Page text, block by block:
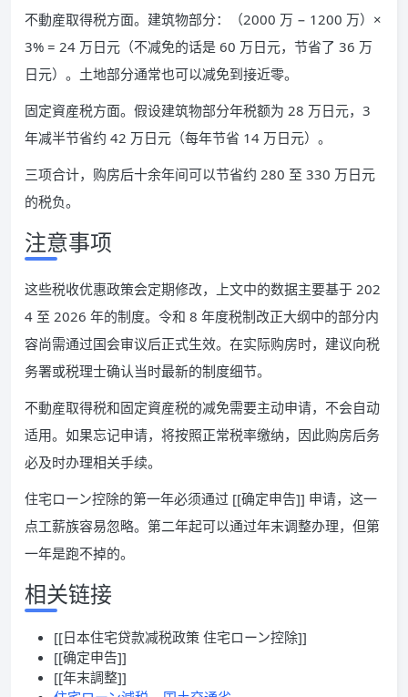
不動産取得税方面。建筑物部分：（2000 万 − 1200 万）×
3% = 24 万日元（不减免的话是 60 万日元，节省了 36 万
日元）。土地部分通常也可以减免到接近零。
固定資産税方面。假设建筑物部分年税额为 28 万日元，3
年减半节省约 42 万日元（每年节省 14 万日元）。
三项合计，购房后十余年间可以节省约 280 至 330 万日元
的税负。
注意事项
这些税收优惠政策会定期修改，上文中的数据主要基于 202
4 至 2026 年的制度。令和 8 年度税制改正大纲中的部分内
容尚需通过国会审议后正式生效。在实际购房时，建议向税
务署或税理士确认当时最新的制度细节。
不動産取得税和固定資産税的减免需要主动申请，不会自动
适用。如果忘记申请，将按照正常税率缴纳，因此购房后务
必及时办理相关手续。
住宅ローン控除的第一年必须通过 [[确定申告]] 申请，这一
点工薪族容易忽略。第二年起可以通过年末调整办理，但第
一年是跑不掉的。
相关链接
[[日本住宅贷款减税政策 住宅ローン控除]]
[[确定申告]]
[[年末調整]]